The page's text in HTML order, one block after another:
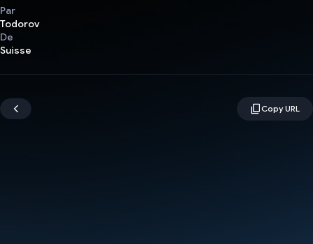
Par
Todorov
De
Suisse